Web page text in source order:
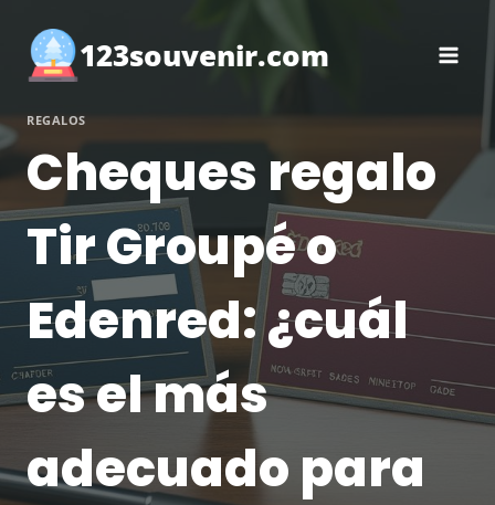
contenido 123souvenir.com
REGALOS
Cheques regalo
Tir Groupé o
Edenred: ¿cuál
es el más
adecuado para